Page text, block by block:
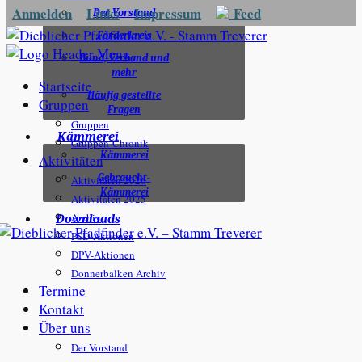
Der Vorstand
Förderkreis
Bund, Verband und
mehr
Häufig gestellte
Fragen
Kämmerei
Kämmerei
Gebraucht-
Kämmerei
Downloads
Anmelden Links Impressum Feed
Startseite
Gruppen
Gruppen
Gruppen-Chronik
Aktivitäten
Aktivitäten 2026
Aktivitäten 2025
Archiv
PSD-Aktionen
DPV-Aktionen
Donnerbalken Archiv
Termine
Kontakt
Über uns
Der Vorstand